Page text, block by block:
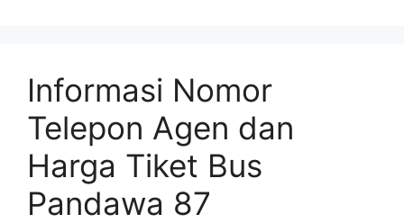
Informasi Nomor
Telepon Agen dan
Harga Tiket Bus
Pandawa 87